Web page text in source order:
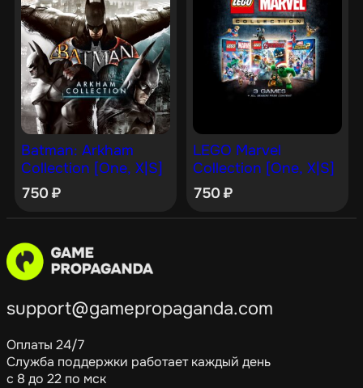
Batman: Arkham
Collection [One, X|S]
750₽
LEGO Marvel
Collection [One, X|S]
750₽
support@gamepropaganda.com
Оплаты 24/7
Служба поддержки работает каждый день
с 8 до 22 по мск